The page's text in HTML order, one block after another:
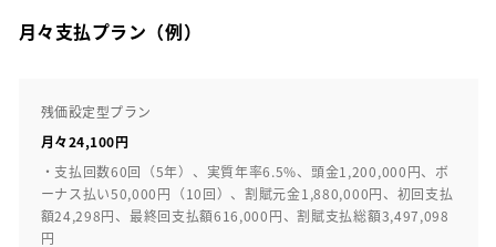
月々支払プラン（例）
残価設定型プラン
月々24,100円
・支払回数60回（5年）、実質年率6.5%、頭金1,200,000円、ボ
ーナス払い50,000円（10回）、割賦元金1,880,000円、初回支払
額24,298円、最終回支払額616,000円、割賦支払総額3,497,098
円